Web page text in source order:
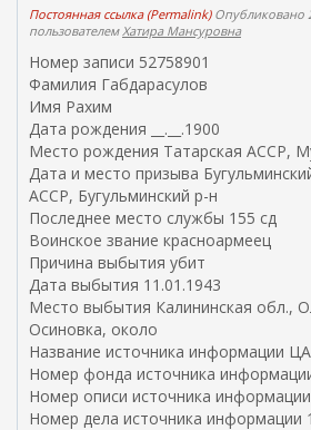
Постоянная ссылка (Permalink)Опубликовано
пользователемХатира Мансуровна
Номер записи 52758901
Фамилия Габдарасулов
Имя Рахим
Дата рождения __.__.1900
Место рождения Татарская АССР,
Дата и место призыва
АССР, Бугульминский р-н
Последнее место службы 155 сд
Воинское звание красноармеец
Причина выбытия убит
Дата выбытия 11.01.1943
Место выбытия Калининская обл.,
Осиновка, около
Название источника информации
Номер фонда источника
Номер описи источника
Номер дела источника информации